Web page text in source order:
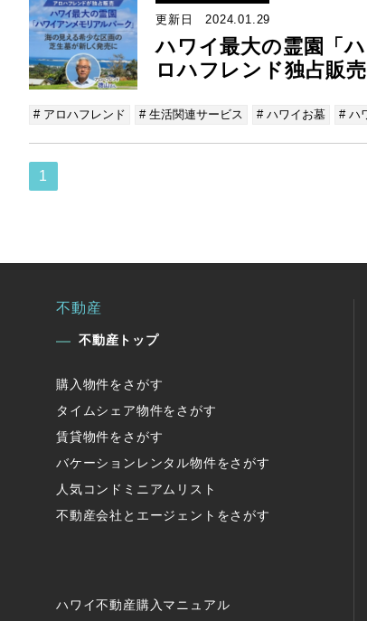
更新日 2024.01.29
ハワイ最大の霊園「
ロハフレンド独占販
# アロハフレンド # 生活関連サービス # ハワイお墓 # ハ
1
不動産
不動産トップ
購入物件をさがす
タイムシェア物件をさがす
賃貸物件をさがす
バケーションレンタル物件をさがす
人気コンドミニアムリスト
不動産会社とエージェントをさがす
ハワイ不動産購入マニュアル